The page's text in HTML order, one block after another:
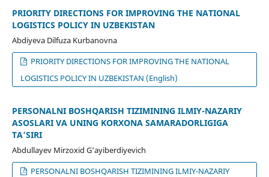
PRIORITY DIRECTIONS FOR IMPROVING THE NATIONAL
LOGISTICS POLICY IN UZBEKISTAN
Abdiyeva Dilfuza Kurbanovna
PRIORITY DIRECTIONS FOR IMPROVING THE NATIONAL
LOGISTICS POLICY IN UZBEKISTAN (English)
PERSONALNI BOSHQARISH TIZIMINING ILMIY-NAZARIY
ASOSLARI VA UNING KORXONA SAMARADORLIGIGA
TA’SIRI
Abdullayev Mirzoxid G‘ayiberdiyevich
PERSONALNI BOSHQARISH TIZIMINING ILMIY-NAZARIY